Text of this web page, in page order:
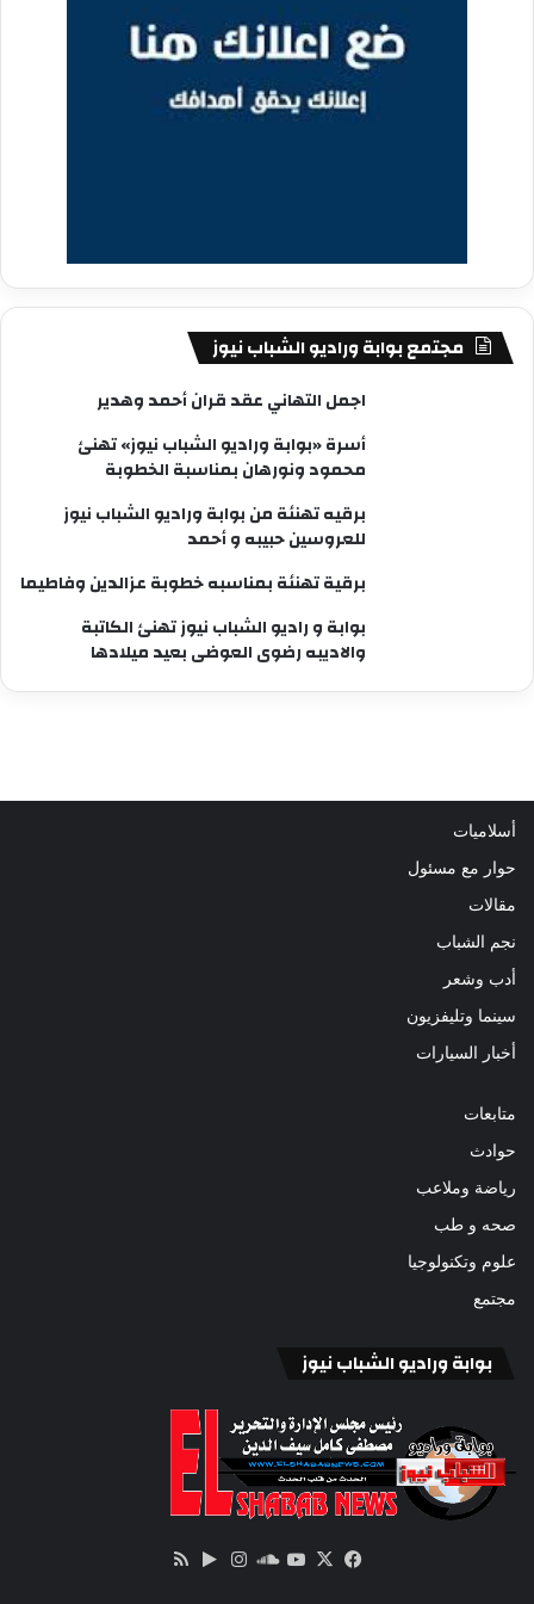
مجتمع بوابة وراديو الشباب نيوز
اجمل التهاني عقد قران أحمد وهدير
أسرة «بوابة وراديو الشباب نيوز» تهنئ
محمود ونورهان بمناسبة الخطوبة
برقيه تهنئة من بوابة وراديو الشباب نيوز
للعروسين حبيبه و أحمد
برقية تهنئة بمناسبه خطوبة عزالدين وفاطيما
بوابة و راديو الشباب نيوز تهنئ الكاتبة
والاديبه رضوى العوضى بعيد ميلادها
أسلاميات
حوار مع مسئول
مقالات
نجم الشباب
أدب وشعر
سينما وتليفزيون
أخبار السيارات
متابعات
حوادث
رياضة وملاعب
صحه و طب
علوم وتكنولوجيا
مجتمع
بوابة وراديو الشباب نيوز
فيسبوك
‫X
‫YouTube
ساوندانستقرام‏Google